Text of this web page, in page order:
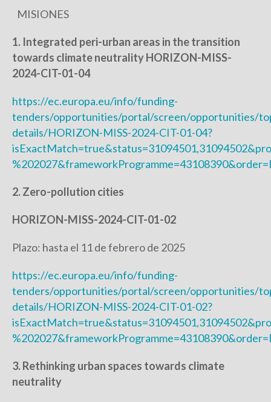
MISIONES
1. Integrated peri-urban areas in the transition
towards climate neutrality HORIZON-MISS-
2024-CIT-01-04
https://ec.europa.eu/info/funding-
tenders/opportunities/portal/screen/opportunities/
details/HORIZON-MISS-2024-CIT-01-04?
2. Zero-pollution cities
HORIZON-MISS-2024-CIT-01-02
Plazo: hasta el 11 de febrero de 2025
https://ec.europa.eu/info/funding-
tenders/opportunities/portal/screen/opportunities/
details/HORIZON-MISS-2024-CIT-01-02?
3. Rethinking urban spaces towards climate
neutrality